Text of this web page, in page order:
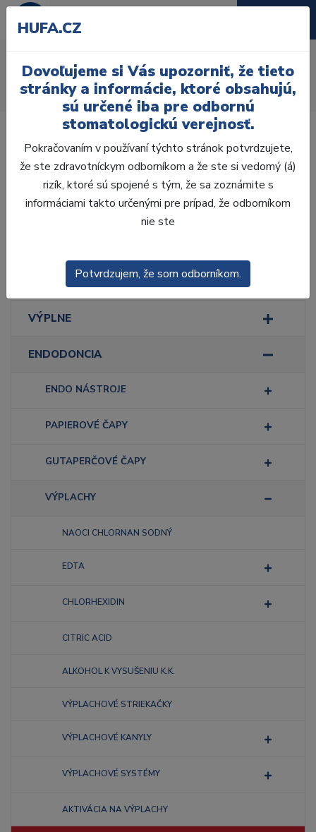
Úvod Ordinácia Endodoncia
Výplachy
Stojany na výplachy
Laboratórium, Zub.
technika
ODLTAČKOVANIE
VÝPLNE
ENDODONCIA
ENDO NÁSTROJE
PAPIEROVÉ ČAPY
GUTAPERČOVÉ ČAPY
VÝPLACHY
NAOCI CHLORNAN SODNÝ
EDTA
CHLORHEXIDIN
CITRIC ACID
ALKOHOL K VYSUŠENIU K.K.
VÝPLACHOVÉ STRIEKAČKY
VÝPLACHOVÉ KANYLY
VÝPLACHOVÉ SYSTÉMY
AKTIVÁCIA NA VÝPLACHY
HUFA.CZ
Dovoľujeme si Vás upozorniť, že tieto
stránky a informácie, ktoré obsahujú,
sú určené iba pre odbornú
stomatologickú verejnosť.
Pokračovaním v používaní týchto stránok potvrdzujete,
že ste zdravotníckym odborníkom a že ste si vedomý (á)
rizík, ktoré sú spojené s tým, že sa zoznámite s
informáciami takto určenými pre prípad, že odborníkom
nie ste
Potvrdzujem, že som odborníkom.